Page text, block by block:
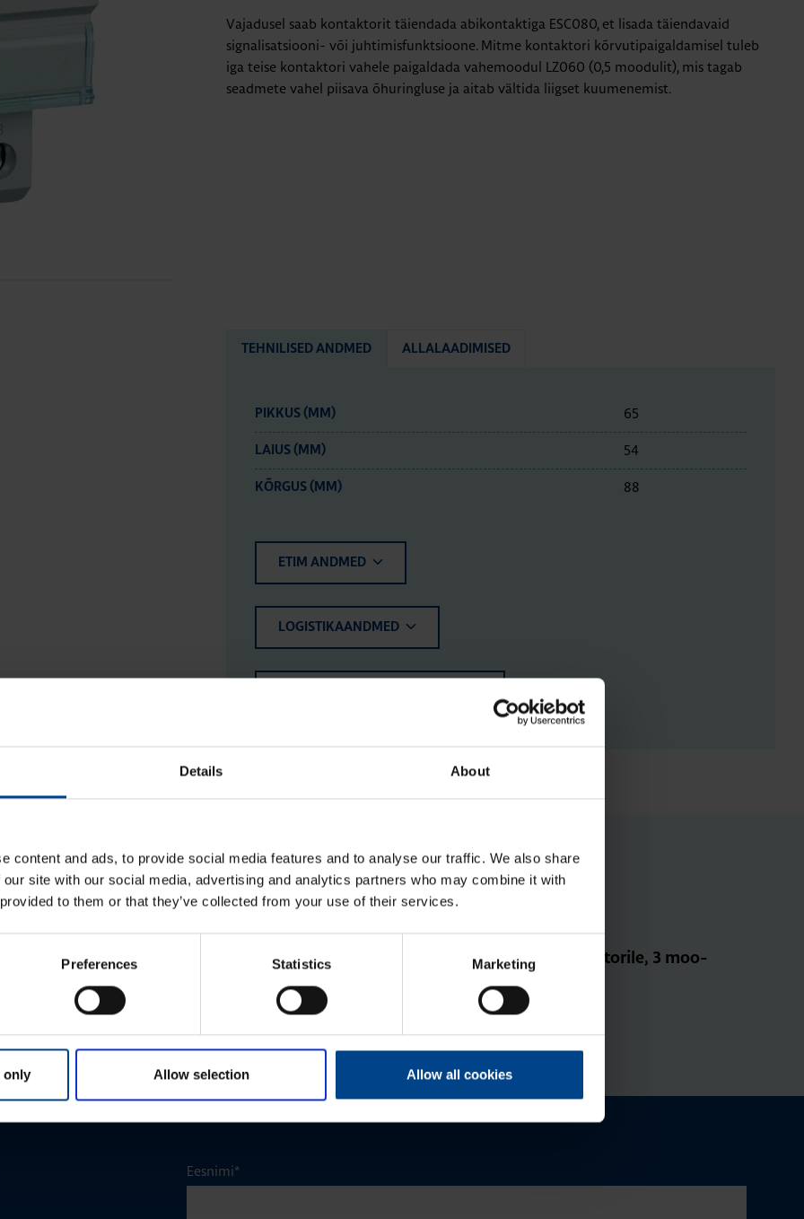
Details About
content and ads, to provide social media features and to analyse our traffic. We also share
site with our social media, advertising and analytics partners who may combine it with
to them or that they’ve collected from your use of their services.
Preferences Statistics Marketing
only Allow selection Allow all cookies
Vajadusel saab kontaktorit täiendada abikontaktiga ESC080, et lisada täiendavaid
signalisatsiooni- või juhtimisfunktsioone. Mitme kontaktori kõrvutipaigaldamisel tuleb
iga teise kontaktori vahele paigaldada vahemoodul LZ060 (0,5 moodulit), mis tagab
seadmete vahel piisava õhuringluse ja aitab vältida liigset kuumenemist.
TEHNILISED ANDMED ALLALAADIMISED
PIKKUS (MM) 65
LAIUS (MM) 54
KÕRGUS (MM) 88
ETIM ANDMED
LOGISTIKAANDMED
Abi­kon­takt (ESC, ER, SBN),
1NO+1NC, 6A, 230VAC
Tootekood: ESC080
Ter­mi­na­li­kate kon­tak­to­rile, 3 moo­
Tootekood: ESC003
Eesnimi*